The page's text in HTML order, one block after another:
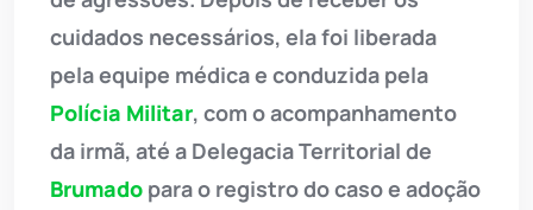
cuidados necessários, ela foi liberada
pela equipe médica e conduzida pela
Polícia Militar, com o acompanhamento
da irmã, até a Delegacia Territorial de
Brumado para o registro do caso e adoção